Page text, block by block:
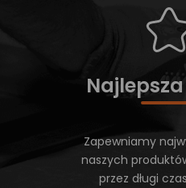
Zapewniamy
naszych
przez długi